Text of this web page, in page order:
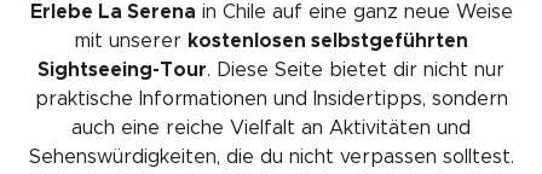
Erlebe La Serena in Chile auf eine ganz neue Weise
mit unserer kostenlosen selbstgeführten
Sightseeing-Tour. Diese Seite bietet dir nicht nur
praktische Informationen und Insidertipps, sondern
auch eine reiche Vielfalt an Aktivitäten und
Sehenswürdigkeiten, die du nicht verpassen solltest.